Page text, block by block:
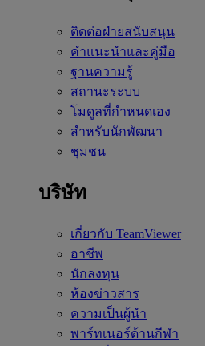
ติดต่อฝ่ายสนับสนุน
คำแนะนำและคู่มือ
ฐานความรู้
สถานะระบบ
โมดูลที่กำหนดเอง
สำหรับนักพัฒนา
ชุมชน
บริษัท
เกี่ยวกับ TeamViewer
อาชีพ
นักลงทุน
ห้องข่าวสาร
ความเป็นผู้นำ
พาร์ทเนอร์ด้านกีฬา